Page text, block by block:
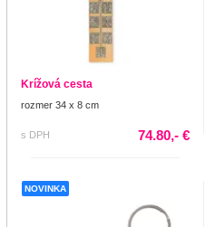
Krížová cesta
rozmer 34 x 8 cm
s DPH 74.80,- €
NOVINKA